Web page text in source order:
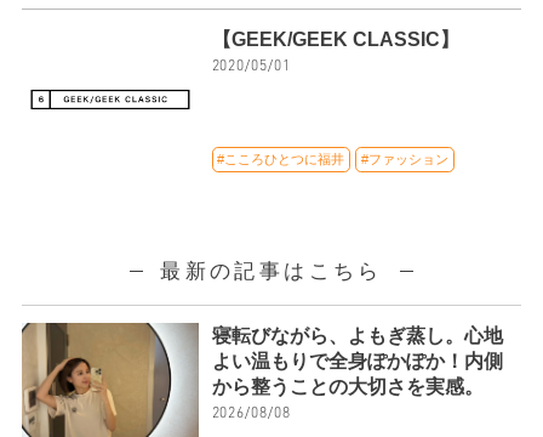
【GEEK/GEEK CLASSIC】
2020/05/01
#こころひとつに福井 #ファッション
最新の記事はこちら
寝転びながら、よもぎ蒸し。心地
よい温もりで全身ぽかぽか！内側
から整うことの大切さを実感。
2026/08/08